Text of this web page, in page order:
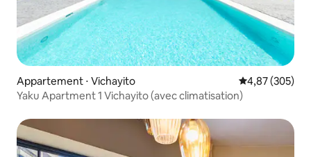
Appartement ⋅ Vichayito Évaluation
4,87 (305)
Yaku Apartment 1 Vichayito (avec climatisation)